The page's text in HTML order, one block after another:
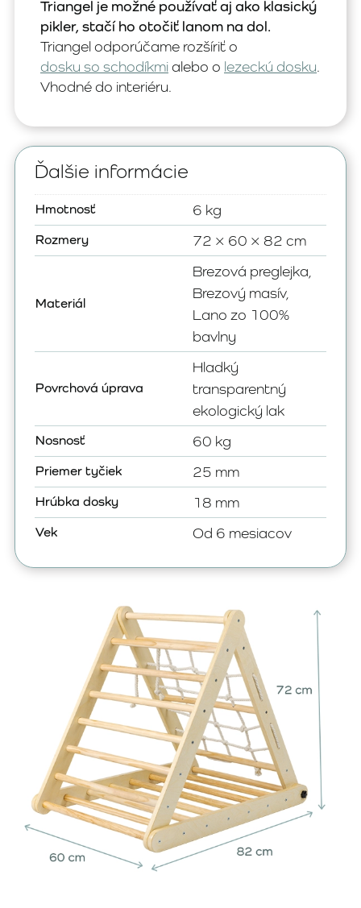
Triangel je možné používať aj ako klasický
pikler, stačí ho otočiť lanom na dol.
Triangel odporúčame rozšíriť o
dosku so schodíkmialebo o lezeckú dosku.
Vhodné do interiéru.
Ďalšie informácie
Hmotnosť 6 kg
Rozmery 72 × 60 × 82 cm
Materiál
Brezová preglejka,
Brezový masív,
Lano zo 100%
bavlny
Povrchová úprava
Hladký
transparentný
ekologický lak
Nosnosť 60 kg
Priemer tyčiek 25 mm
Hrúbka dosky 18 mm
Vek Od 6 mesiacov